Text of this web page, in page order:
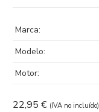
22,95 € (IVA no incluído)
Marca:
Modelo:
Motor: